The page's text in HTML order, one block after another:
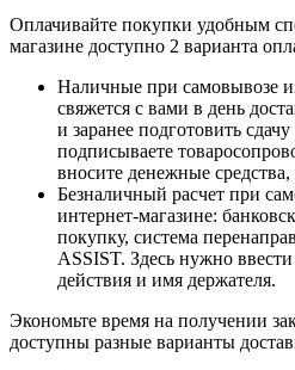
Оплачивайте покупки удобным
магазине доступно 2 варианта
Наличные при самовывозе
свяжется с вами в день
и заранее подготовить
подписываете
вносите денежные средства,
Безналичный расчет при
интернет-магазине:
покупку, система
ASSIST. Здесь нужно
действия и имя держателя.
Экономьте время на получении
доступны разные варианты